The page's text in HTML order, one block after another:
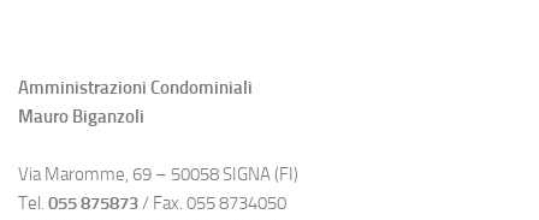
Amministrazioni Condominiali
Mauro Biganzoli
Via Maromme, 69 – 50058 SIGNA (FI)
Tel. 055 875873/ Fax. 055 8734050